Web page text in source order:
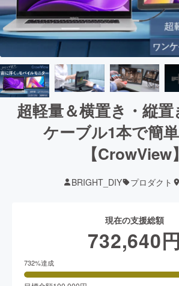
超軽量＆横置き・縦置
ケーブル1本で簡
【CrowView】
BRIGHT_DIY プロダクト
現在の支援総額
732,640円
732%達成